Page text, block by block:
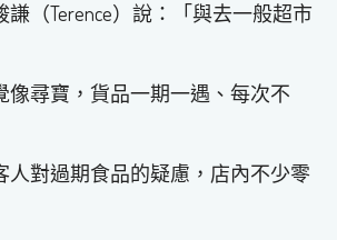
謙（Terence）說：「與去一般超市
像尋寶，貨品一期一遇、每次不
人對過期食品的疑慮，店內不少零